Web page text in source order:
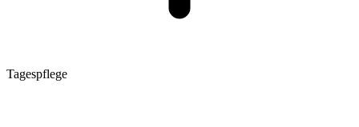
Tagespflege